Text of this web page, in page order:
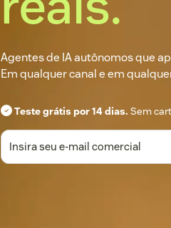
Agentes de IA autônomos que
Em qualquer canal e em
Teste grátis por 14 dias. Sem